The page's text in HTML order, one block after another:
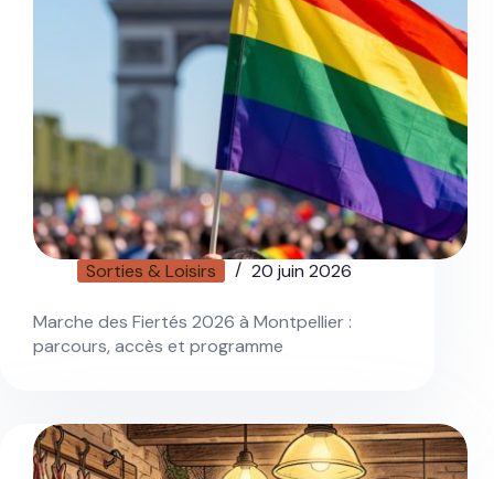
Sorties & Loisirs 20 juin 2026
Marche des Fiertés 2026 à Montpellier :
parcours, accès et programme